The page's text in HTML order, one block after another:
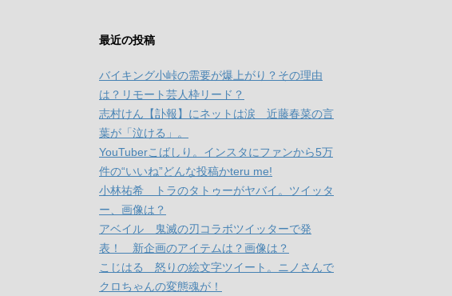
最近の投稿
バイキング小峠の需要が爆上がり？その理由
は？リモート芸人枠リード？
志村けん【訃報】にネットは涙 近藤春菜の言
葉が「泣ける」。
YouTuberこばしり。インスタにファンから5万
件の“いいね”どんな投稿かteru me!
小林祐希 トラのタトゥーがヤバイ。ツイッタ
ー、画像は？
アベイル 鬼滅の刃コラボツイッターで発
表！ 新企画のアイテムは？画像は？
こじはる 怒りの絵文字ツイート。ニノさんで
クロちゃんの変態魂が！